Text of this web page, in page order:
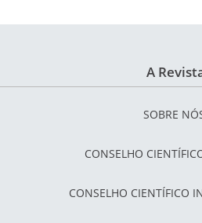
A
SOBRE
CONSELHO
CONSELHO CIENTÍFICO